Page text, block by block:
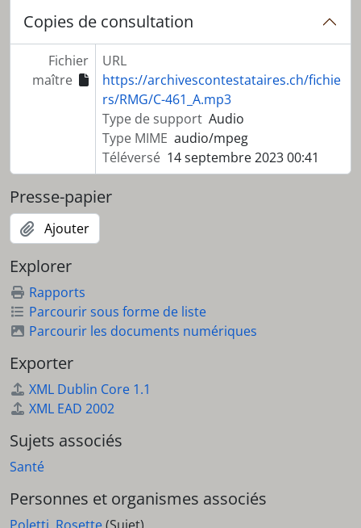
Copies de consultation
Fichier
maître
URL
https://archivescontestataires.ch/fichie
rs/RMG/C-461_A.mp3
Type de support Audio
Type MIME audio/mpeg
Téléversé 14 septembre 2023 00:41
Presse-papier
Ajouter
Explorer
Rapports
Parcourir sous forme de liste
Parcourir les documents numériques
Exporter
XML Dublin Core 1.1
XML EAD 2002
Sujets associés
Santé
Personnes et organismes associés